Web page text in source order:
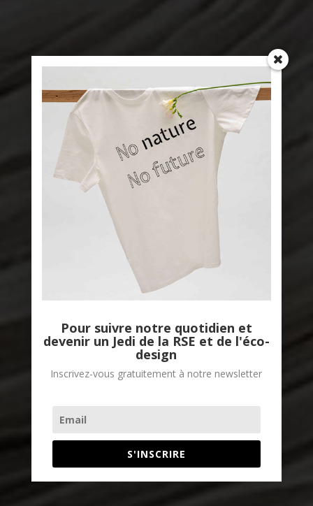
Pour suivre notre quotidien et
devenir un Jedi de la RSE et de l'éco-
design
Inscrivez-vous gratuitement à notre newsletter
S'INSCRIRE